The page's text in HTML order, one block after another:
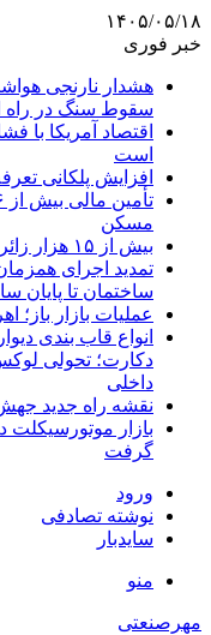
۱۴۰۵/۰۵/۱۸
خبر فوری
سقوط سنگ در
اقتصاد آمریکا با
است
افزایش پلکانی
مسکن
بیش از ۱۵ هزار زائر اربعین به البرز بازگشتند
ساختمان تا پایان
عملیات بازار باز؛
انواع قاب بندی
دکارت؛ تحولی
داخلی
نقشه راه جدید
بازار موتورسیکلت
گرفت
ورود
نوشته تصادفی
سایدبار
منو
مهرصنعتی